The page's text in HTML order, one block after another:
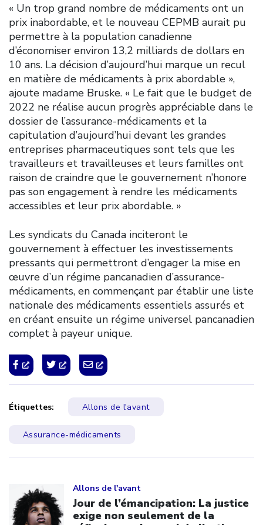
« Un trop grand nombre de médicaments ont un
prix inabordable, et le nouveau CEPMB aurait pu
permettre à la population canadienne
d’économiser environ 13,2 milliards de dollars en
10 ans. La décision d’aujourd’hui marque un recul
en matière de médicaments à prix abordable »,
ajoute madame Bruske. « Le fait que le budget de
2022 ne réalise aucun progrès appréciable dans le
dossier de l’assurance-médicaments et la
capitulation d’aujourd’hui devant les grandes
entreprises pharmaceutiques sont tels que les
travailleurs et travailleuses et leurs familles ont
raison de craindre que le gouvernement n’honore
pas son engagement à rendre les médicaments
accessibles et leur prix abordable. »
Les syndicats du Canada inciteront le
gouvernement à effectuer les investissements
pressants qui permettront d’engager la mise en
œuvre d’un régime pancanadien d’assurance-
médicaments, en commençant par établir une liste
nationale des médicaments essentiels assurés et
en créant ensuite un régime universel pancanadien
complet à payeur unique.
Étiquettes: Allons de l'avant
Assurance-médicaments
Allons de l'avant
Jour de l’émancipation: La justice
exige non seulement de la